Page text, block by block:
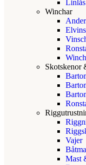
Winchar
Skotskenor
Vajer
Mast